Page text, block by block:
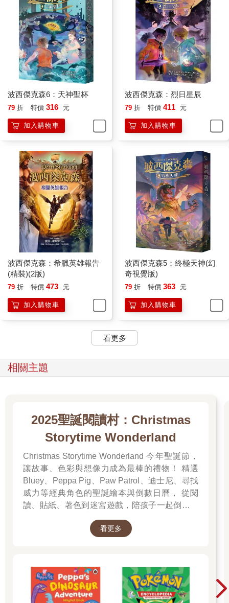
波西傑克森6：天神聖杯
79 折 特價 316 元
加入購物車
波西傑克森：烈日星辰
79 折 特價 411 元
加入購物車
波西傑克森：希臘英雄報告
(精裝)(2版)
79 折 特價 473 元
加入購物車
波西傑克森5：終極天神(幻
奇視覺版)
79 折 特價 363 元
加入購物車
看更多
相關主題
2025聖誕閱讀村：Christmas
Storytime Wonderland
Christmas Storytime Wonderland 今年聖誕節，
讓故事、色彩與想像力成為最棒的禮物！ 精選
Bluey、Peppa Pig、Paw Patrol、迪士尼、尋找
威力等經典角色的聖誕繪本與倒數日曆， 從閱
讀、貼紙、著色到迷宮遊戲，陪孩子一起倒數歡
滿的驚喜與節慶溫度， Read it, Play it, Feel the
看更多